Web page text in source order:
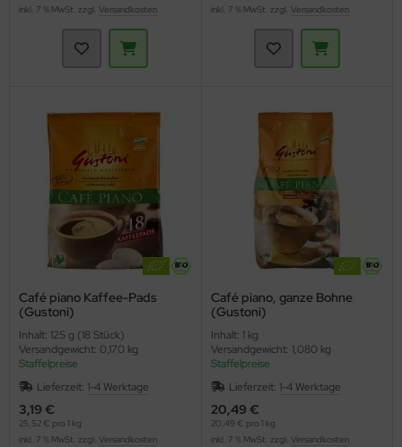
inkl. 7 % MwSt. zzgl. Versandkosten
inkl. 7 % MwSt. zzgl. Versandkosten
Café piano Kaffee-Pads
(Gustoni)
Inhalt: 125 g (18 Stück)
Versandgewicht: 0,170 kg
Staffelpreise
Lieferzeit: 1-4 Werktage
3,19 €
25,52 € pro 1 kg
inkl. 7 % MwSt. zzgl. Versandkosten
Café piano, ganze Bohne
(Gustoni)
Inhalt: 1 kg
Versandgewicht: 1,080 kg
Staffelpreise
Lieferzeit: 1-4 Werktage
20,49 €
20,49 € pro 1 kg
inkl. 7 % MwSt. zzgl. Versandkosten